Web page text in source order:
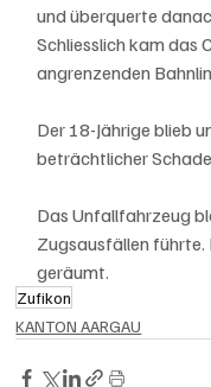
und überquerte
Schliesslich kam das
angrenzenden
Der 18-Jährige blieb
beträchtlicher
Das Unfallfahrzeug
Zugsausfällen führte.
geräumt.
Zufikon
KANTON AARGAU